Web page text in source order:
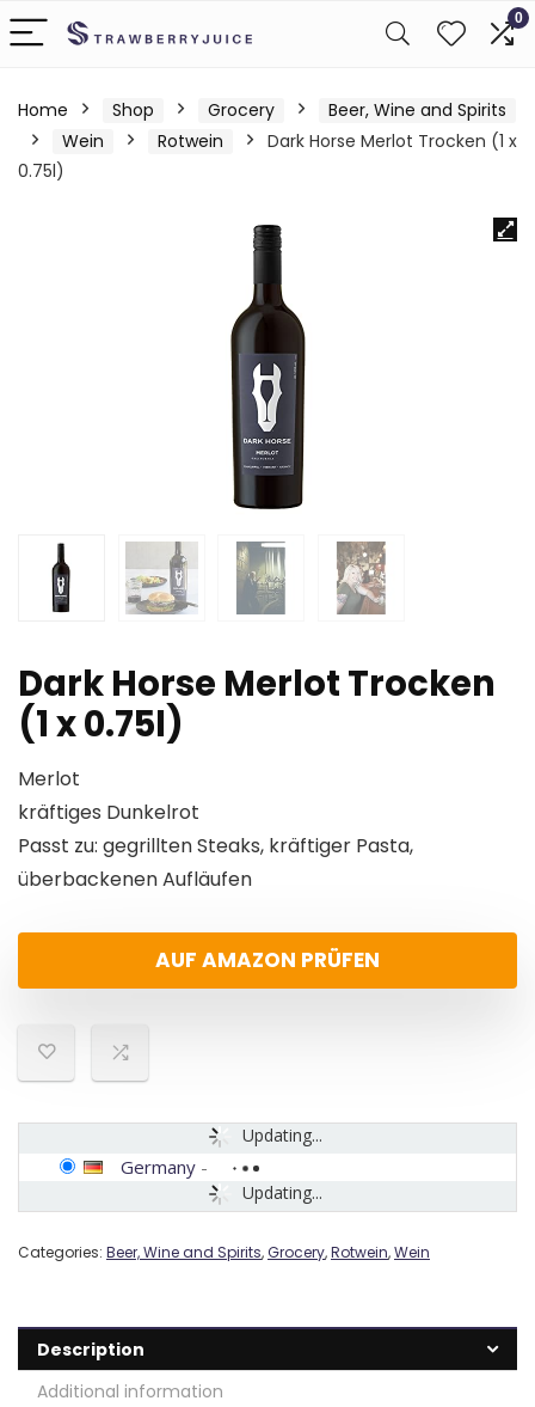
0
Home Shop Grocery
Beer, Wine and Spirits
Wein
Rotwein
Dark Horse Merlot Trocken (1 x
0.75l)
Dark Horse Merlot Trocken
(1 x 0.75l)
Merlot
kräftiges Dunkelrot
Passt zu: gegrillten Steaks, kräftiger Pasta,
überbackenen Aufläufen
AUF AMAZON PRÜFEN
Updating...
Updating...
Germany -
Categories: Beer, Wine and Spirits,Grocery,Rotwein,Wein
Description
Additional information